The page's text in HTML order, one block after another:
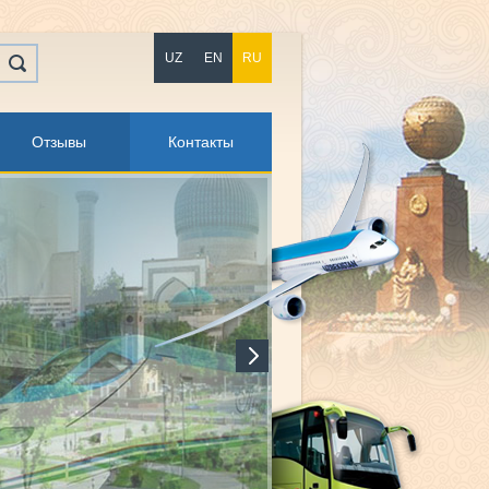
UZ EN RU
Отзывы Контакты